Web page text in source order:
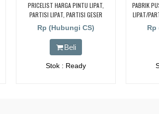
PRICELIST HARGA PINTU LIPAT,
PARTISI LIPAT, PARTISI GESER
TERBARU
Rp (Hubungi CS)
Beli
Stok : Ready
PABRIK
LIPAT/
Rp